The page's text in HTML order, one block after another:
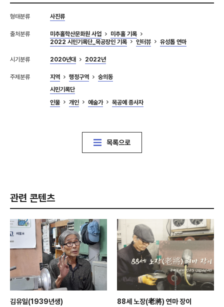
형태분류 사진류
출처분류 미추홀학산문화원 사업
미추홀 기록
2022 시민기록단_목공장인 기록
인터뷰 유성톱 연마
시기분류 2020년대 2022년
주제분류 지역 행정구역
숭의동
시민기록단
인물
개인 예술가 목공예 종사자
목록으로
관련 콘텐츠
김유일(1939년생) 88세 노장(老將) 연마 장이